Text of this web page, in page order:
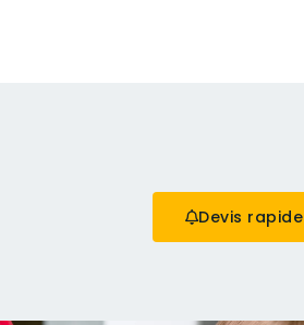
Devis rapide